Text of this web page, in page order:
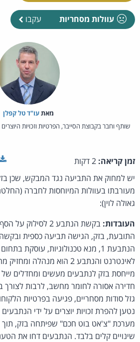
עוולות מסחריות עקבו
מאת‏עו"ד טל קפלן
שותף וחבר בקבוצת הסייבר, הפרטיות וזכויות
זמן קריאה:
יש למחוק את התביעה נגד המבקש, שכן
מעורבתו בעוולות המיוחסות לחברה
גאולה לוין):
העובדות:
בקשת הנתבע 2
התובעת, בזק, הגישה תביעה כספית
הנתבעת 1, מנא טכנולוגיות, עוסקת
לאינטרנט והנתבע 2 הוא
מייחסת בזק לנתבעים מעשים ומחדלים של
חדירה אסורה לחומר מחשב, לרבות לצורך
גזל סודות מסחריים, פגיעה בפרטיות
נטען להפרת זכויות יוצרים על ידי
מערכת "צ'אט בוט חכם" שפיתחה בזק, תוך
שינויים קלים בלבד. הנתבעים דחו את